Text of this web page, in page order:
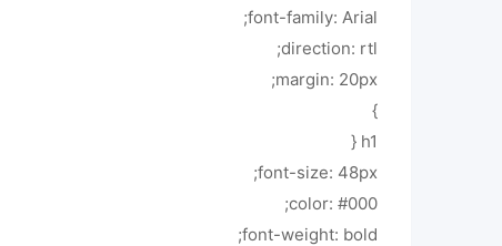
font-family: Arial;
direction: rtl;
margin: 20px;
}
h1 {
font-size: 48px;
color: #000;
font-weight: bold;